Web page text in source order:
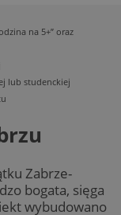
na 5+” oraz
lub studenckiej
Zabrze-
bogata, sięga
wybudowano